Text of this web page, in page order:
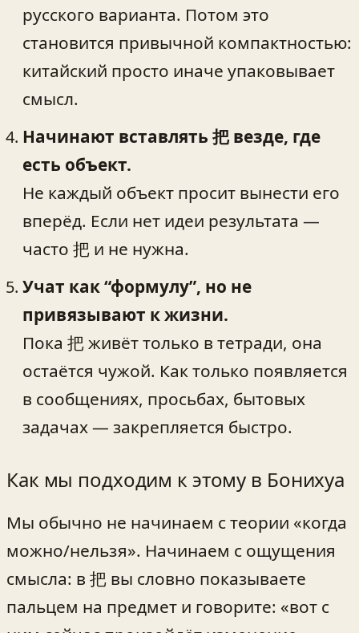
русского варианта. Потом это
становится привычной компактностью:
китайский просто иначе упаковывает
смысл.
Начинают вставлять 把 везде, где
есть объект.
Не каждый объект просит вынести его
вперёд. Если нет идеи результата —
часто 把 и не нужна.
Учат как “формулу”, но не
привязывают к жизни.
Пока 把 живёт только в тетради, она
остаётся чужой. Как только появляется
в сообщениях, просьбах, бытовых
задачах — закрепляется быстро.
Как мы подходим к этому в Бонихуа
Мы обычно не начинаем с теории «когда
можно/нельзя». Начинаем с ощущения
смысла: в 把 вы словно показываете
пальцем на предмет и говорите: «вот с